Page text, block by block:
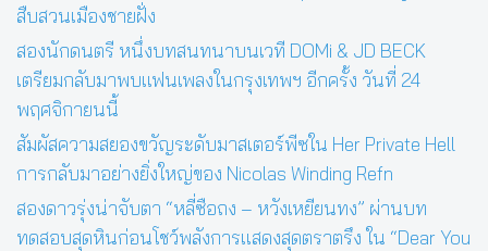
สืบสวนเมืองชายฝั่ง
สองนักดนตรี หนึ่งบทสนทนาบนเวที DOMi & JD BECK
เตรียมกลับมาพบแฟนเพลงในกรุงเทพฯ อีกครั้ง วันที่ 24
พฤศจิกายนนี้
สัมผัสความสยองขวัญระดับมาสเตอร์พีซใน Her Private Hell
การกลับมาอย่างยิ่งใหญ่ของ Nicolas Winding Refn
สองดาวรุ่งน่าจับตา “หลี่ซือถง – หวังเหยียนทง” ผ่านบท
ทดสอบสุดหินก่อนโชว์พลังการแสดงสุดตราตรึง ใน “Dear You